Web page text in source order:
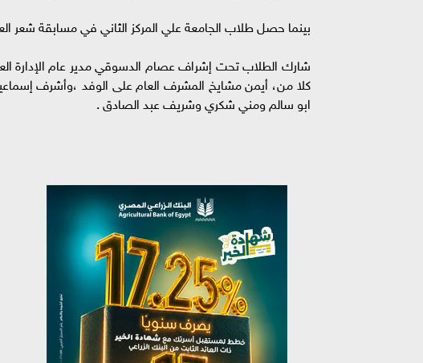
بينما حصل طلاب الجامعة علي المركز الثاني في مسابقة شعر
شارك الطلاب تحت إشراف عصام الدسوقي مدير عام الإدارة
كلا من، أيمن مشايخ المشرف العام على الوفد ،وأشرف
ابو سالم ومني شكري وشريف عبد الصادق .